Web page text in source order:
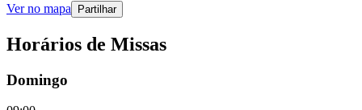
Ver no mapa Partilhar
Horários de Missas
Domingo